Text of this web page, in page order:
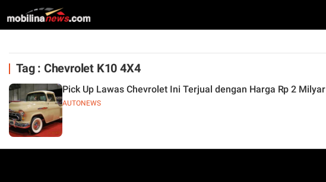
Tag : Chevrolet K10 4X4
AUTONEWS
Pick Up Lawas Chevrolet Ini Terjual dengan Harga Rp 2 Milyar